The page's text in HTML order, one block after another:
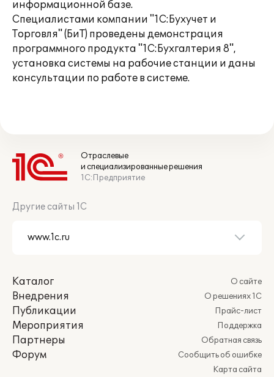
информационной базе.
Специалистами компании "1С:Бухучет и
Торговля" (БиТ) проведены демонстрация
программного продукта "1С:Бухгалтерия 8",
установка системы на рабочие станции и даны
консультации по работе в системе.
Отраслевые
и специализированные решения
1С:Предприятие
Другие сайты 1С
Каталог
Внедрения
Публикации
Мероприятия
Партнеры
Форум
О сайте
О решениях 1С
Прайс-лист
Поддержка
Обратная связь
Сообщить об ошибке
Карта сайта